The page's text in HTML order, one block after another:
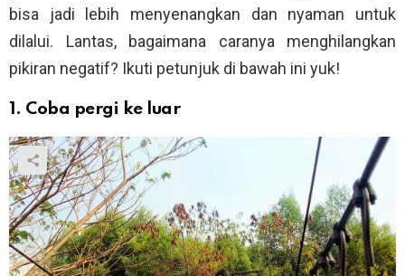
bisa jadi lebih menyenangkan dan nyaman untuk
dilalui. Lantas, bagaimana caranya menghilangkan
pikiran negatif? Ikuti petunjuk di bawah ini yuk!
1. Coba pergi ke luar